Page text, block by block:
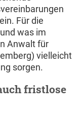
Für die
was im
Anwalt für
vielleicht
sorgen.
fristlose